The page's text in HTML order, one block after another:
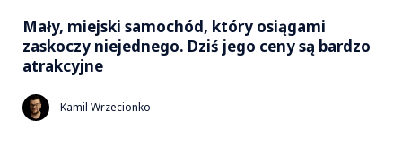
Mały, miejski samochód, który osiągami
zaskoczy niejednego. Dziś jego ceny są bardzo
atrakcyjne
Kamil Wrzecionko